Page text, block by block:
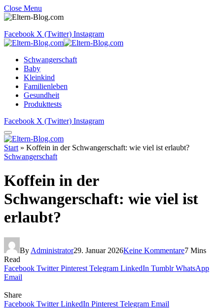
Close Menu
Facebook X (Twitter) Instagram
Schwangerschaft
Baby
Kleinkind
Familienleben
Gesundheit
Produkttests
Facebook X (Twitter) Instagram
Start » Koffein in der Schwangerschaft: wie viel ist erlaubt?
Schwangerschaft
Koffein in der
Schwangerschaft: wie viel ist
erlaubt?
By Administrator29. Januar 2026Keine Kommentare7 Mins
Read
Facebook Twitter Pinterest Telegram LinkedIn Tumblr WhatsApp
Email
Share
Facebook Twitter LinkedIn Pinterest Telegram Email